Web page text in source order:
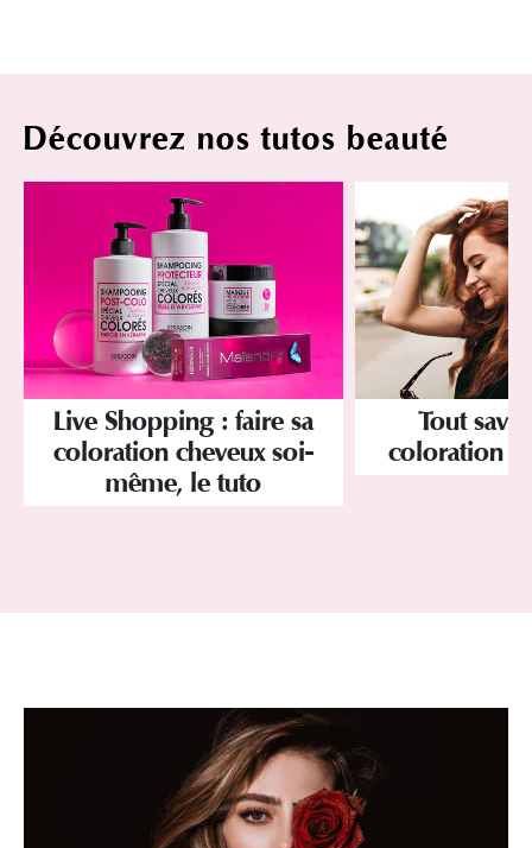
Découvrez nos tutos beauté
Live Shopping : faire sa
coloration cheveux soi-
même, le tuto
Tout
coloration